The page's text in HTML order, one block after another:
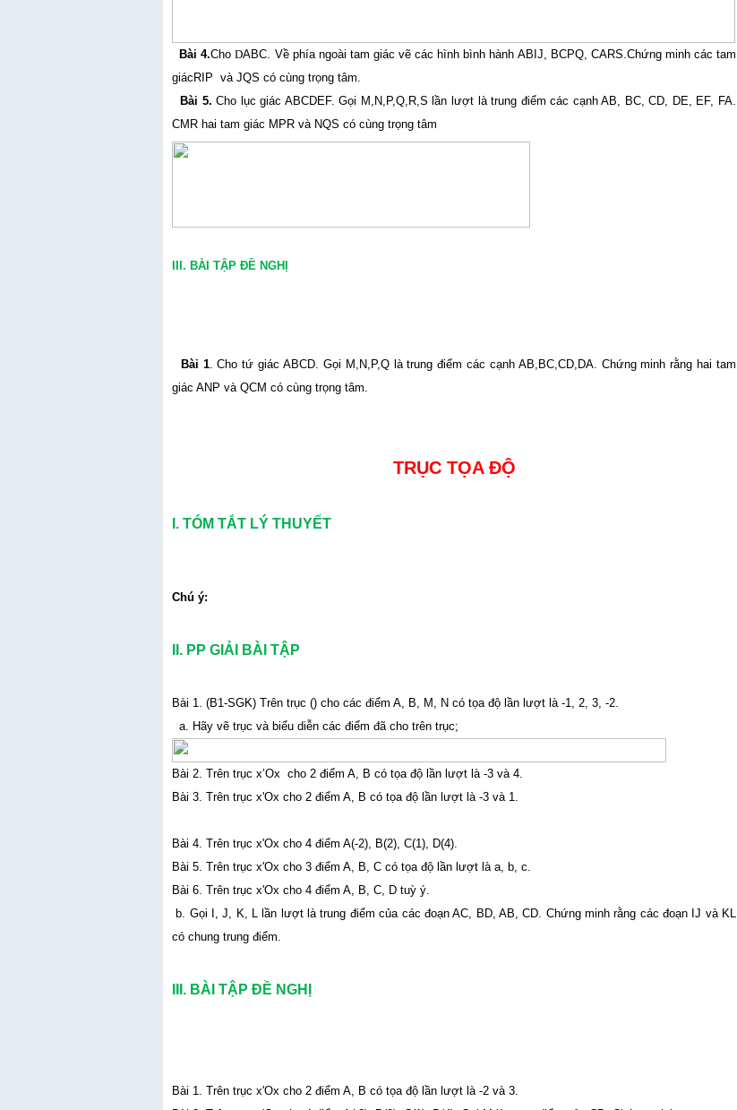
Bài 4.ChoDABC. Về phía ngoài tam giác vẽ các hình bình hành ABIJ, BCPQ, CARS.Chứng minh các tam
giácRIP và JQS có cùng trọng tâm.
Bài 5. Cho lục giác ABCDEF. Gọi M,N,P,Q,R,S lần lượt là trung điểm các cạnh AB, BC, CD, DE, EF, FA.
CMR hai tam giác MPR và NQS có cùng trọng tâm
III. BÀI TẬP ĐỀ NGHỊ
Bài 1. Cho tứ giác ABCD. Gọi M,N,P,Q là trung điểm các cạnh AB,BC,CD,DA. Chứng minh rằng hai tam
giác ANP và QCM có cùng trọng tâm.
TRỤC TỌA ĐỘ
I. TÓM TẮT LÝ THUYẾT
Chú ý:
II. PP GIẢI BÀI TẬP
Bài 1. (B1-SGK) Trên trục () cho các điểm A, B, M, N có tọa độ lần lượt là -1, 2, 3, -2.
a. Hãy vẽ trục và biểu diễn các điểm đã cho trên trục;
Bài 2. Trên trục x’Ox cho 2 điểm A, B có tọa độ lần lượt là -3 và 4.
Bài 3. Trên trục x'Ox cho 2 điểm A, B có tọa độ lần lượt là -3 và 1.
Bài 4. Trên trục x'Ox cho 4 điểm A(-2), B(2), C(1), D(4).
Bài 5. Trên trục x'Ox cho 3 điểm A, B, C có tọa độ lần lượt là a, b, c.
Bài 6. Trên trục x'Ox cho 4 điểm A, B, C, D tuỳ ý.
b. Gọi I, J, K, L lần lượt là trung điểm của các đoạn AC, BD, AB, CD. Chứng minh rằng các đoạn IJ và KL
có chung trung điểm.
III. BÀI TẬP ĐỀ NGHỊ
Bài 1. Trên trục x'Ox cho 2 điểm A, B có tọa độ lần lượt là -2 và 3.